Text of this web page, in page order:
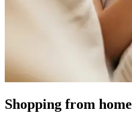
Shopping from home